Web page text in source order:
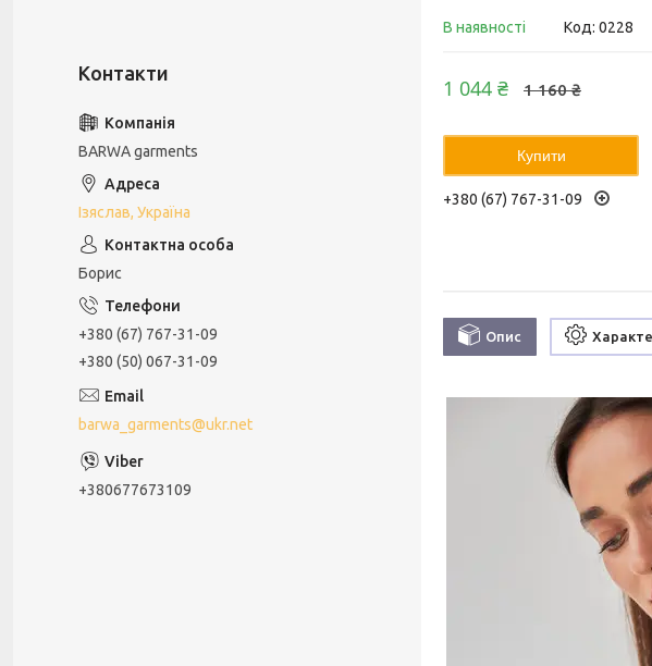
В наявності Код: 0228
1 160 ₴
1 044 ₴
Купити
+380 (67) 767-31-09
Опис
BARWA garments
Ізяслав, Україна
Борис
+380 (67) 767-31-09
+380 (50) 067-31-09
barwa_garments@ukr.net
+380677673109